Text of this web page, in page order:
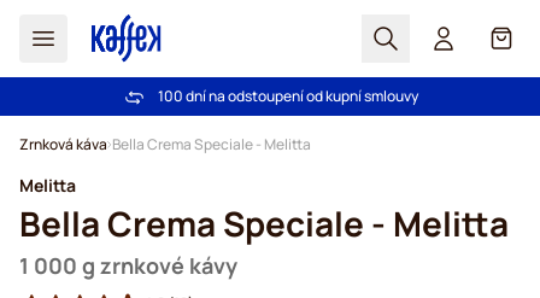
Hledat Košík
Bezplatná doprava nad 1000,00Kč
100 dní na odstoupení od kupní smlouvy
Zrnková káva Bella Crema Speciale - Melitta
Melitta
Bella Crema Speciale - Melitta
1 000 g zrnkové kávy